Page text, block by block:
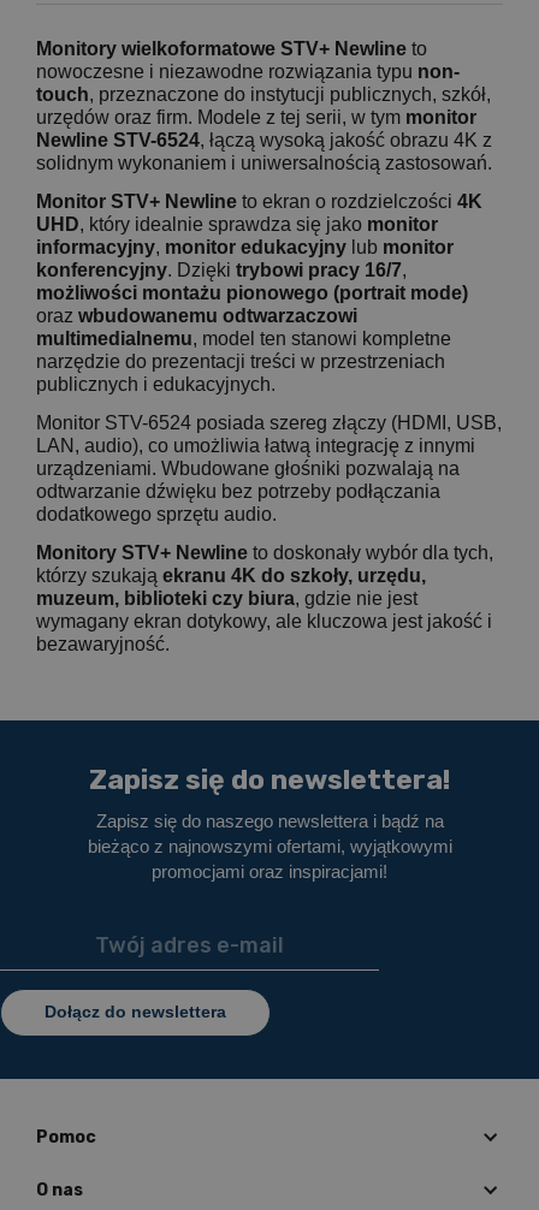
Monitory wielkoformatowe STV+ Newline to
nowoczesne i niezawodne rozwiązania typu non-
touch, przeznaczone do instytucji publicznych, szkół,
urzędów oraz firm. Modele z tej serii, w tym monitor
Newline STV-6524, łączą wysoką jakość obrazu 4K z
solidnym wykonaniem i uniwersalnością zastosowań.
Monitor STV+ Newline to ekran o rozdzielczości 4K
UHD, który idealnie sprawdza się jako monitor
informacyjny, monitor edukacyjny lub monitor
konferencyjny. Dzięki trybowi pracy 16/7,
możliwości montażu pionowego (portrait mode)
oraz wbudowanemu odtwarzaczowi
multimedialnemu, model ten stanowi kompletne
narzędzie do prezentacji treści w przestrzeniach
publicznych i edukacyjnych.
Monitor STV-6524 posiada szereg złączy (HDMI, USB,
LAN, audio), co umożliwia łatwą integrację z innymi
urządzeniami. Wbudowane głośniki pozwalają na
odtwarzanie dźwięku bez potrzeby podłączania
dodatkowego sprzętu audio.
Monitory STV+ Newline to doskonały wybór dla tych,
którzy szukają ekranu 4K do szkoły, urzędu,
muzeum, biblioteki czy biura, gdzie nie jest
wymagany ekran dotykowy, ale kluczowa jest jakość i
bezawaryjność.
Zapisz się do newslettera!
Zapisz się do naszego newslettera i bądź na
bieżąco z najnowszymi ofertami, wyjątkowymi
promocjami oraz inspiracjami!
Dołącz do newslettera
Pomoc
O nas